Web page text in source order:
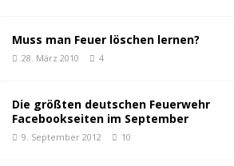
Muss man Feuer löschen lernen?
28. März 2010 4
Die größten deutschen Feuerwehr
Facebookseiten im September
9. September 2012 10